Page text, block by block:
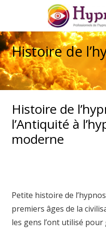
Histoire de
Histoire de
l’Antiquité à
moderne
Petite histoire de
premiers âges de la
les gens l’ont utilisé